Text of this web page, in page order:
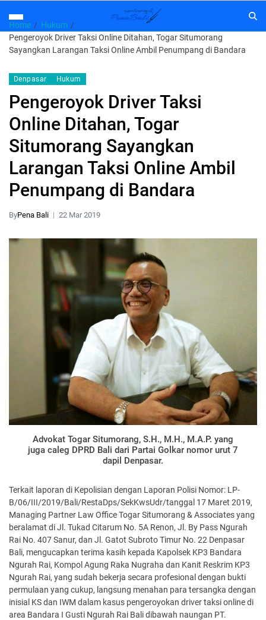
Home
Hukum
Pengeroyok Driver Taksi Online Ditahan, Togar Situmorang
Sayangkan Larangan Taksi Online Ambil Penumpang di Bandara
Denpasar Hukum
Pengeroyok Driver Taksi
Online Ditahan, Togar
Situmorang Sayangkan
Larangan Taksi Online Ambil
Penumpang di Bandara
ByPena Bali 22 Mar 2019
Advokat Togar Situmorang, S.H., M.H., M.A.P. yang
juga caleg DPRD Bali dari Partai Golkar nomor urut 7
dapil Denpasar.
Terkait laporan di Kepolisian dengan Laporan Polisi Nomor: LP-
B/06/III/2019/Bali/RestaDps/SekKwsUdr/tanggal 17 Maret 2019,
Managing Partner Law Office Togar Situmorang & Associates yang
beralamat di Jl. Tukad Citarum No. 5A Renon, Jl. By Pass Ngurah
Rai No. 407 Sanur, dan Jl. Gatot Subroto Timur No. 22 Denpasar
Bali, mengucapkan terima kasih kepada Kapolsek KP3 Bandara
Ngurah Rai, Kompol Agung Raka Nugraha dan Kanit Reskrim KP3
Ngurah Rai, yang sudah bekerja secara profesional dengan bukti
permulaan yang cukup, langsung menahan para tersangka dengan
inisial KS dan IWM dalam kasus pengeroyokan driver taksi online di
area Bandara I Gusti Ngurah Rai Bali dibawah naungan PT.